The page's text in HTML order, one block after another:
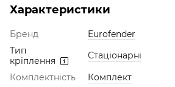
Характеристики
Бренд
Eurofender
Тип
кріплення
Стаціонарні
Комплектність
Комплект